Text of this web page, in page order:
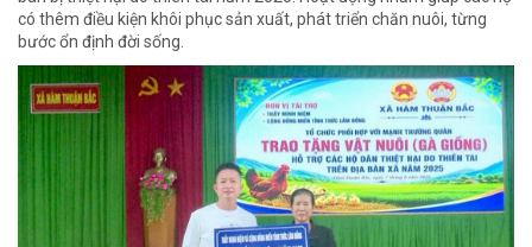
có thêm điều kiện khôi phục sản xuất, phát triển chăn nuôi, từng
bước ổn định đời sống.